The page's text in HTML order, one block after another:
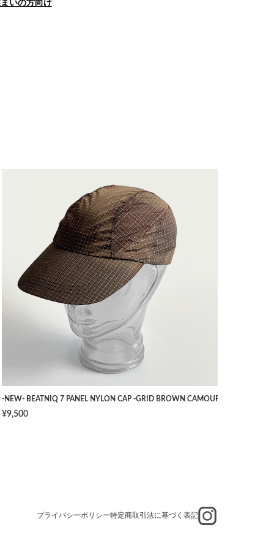
いの方向け
-NAVY- [W34]
-NEW- BEATNIQ 7 PANEL NYLON CAP -GRID BROWN CAMOUFLAGE- [ONE
¥9,500
プライバシーポリシー特定商取引法に基づく表記